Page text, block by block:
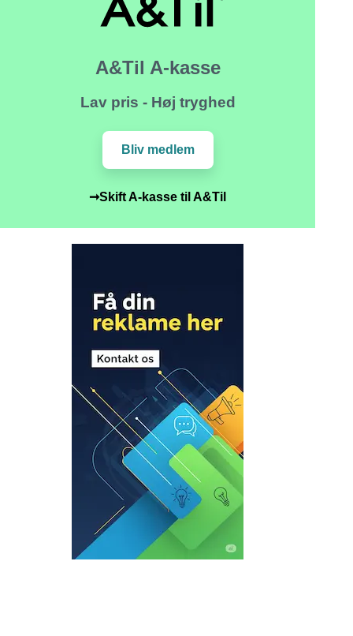
A&Til A-kasse
Lav pris - Høj tryghed
Bliv medlem
➞Skift A-kasse til A&Til